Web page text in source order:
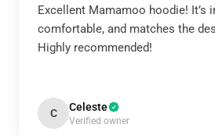
Excellent Mamamoo hoodie! It’s
comfortable, and matches the
Highly recommended!
C Celeste
Verified owner